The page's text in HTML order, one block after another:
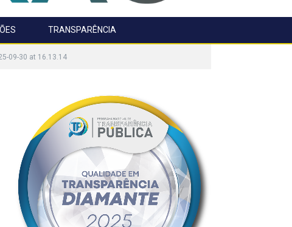
TRANSPARÊNCIA
09-30 at 16.13.14